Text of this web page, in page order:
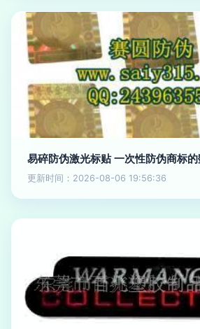
易碎防伪激光标贴 一次性防伪商标
更新时间：2026-08-06 19:56:36